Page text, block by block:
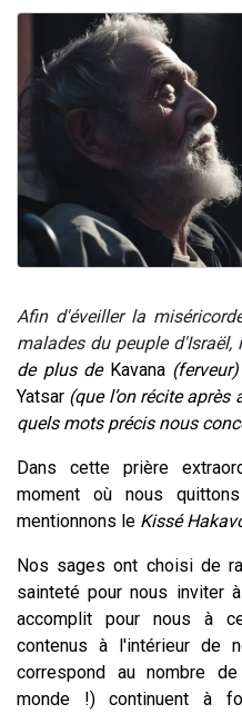
30 personnes
Il reste 49
12
Afin d'éveiller la
malades du peuple
de plus de Kavana
Yatsar (que l’on récite
quels mots précis nous
Dans cette prière
moment où nous
mentionnons le Kissé
Nos sages ont choisi de
sainteté pour nous inviter
accomplit pour nous à
contenus à l'intérieur de
correspond au nombre
monde !) continuent à